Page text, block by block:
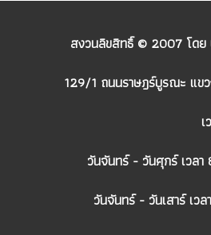
สงวนลิขสิทธิ์ © 2007 โดย
129/1 ถนนราษฎร์บูรณะ แข
วันจันทร์ - วันศุกร์ เวล
วันจันทร์ - วันเสาร์ เว